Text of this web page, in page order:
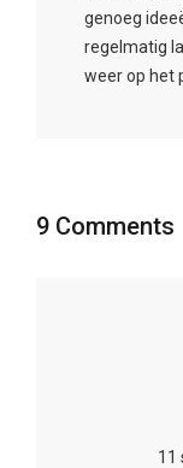
genoeg
regelmatig
weer op het
9 Comments
11